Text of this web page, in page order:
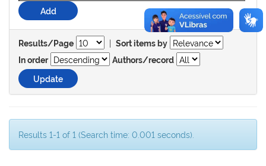
Results/Page | Sort items by
In order
Authors/record
Results 1-1 of 1 (Search time: 0.001 seconds).